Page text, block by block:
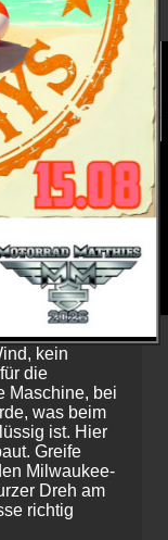
und nicht
kein
die
Maschine, bei
was beim
ist. Hier
Greife
Milwaukee-
Dreh am
richtig